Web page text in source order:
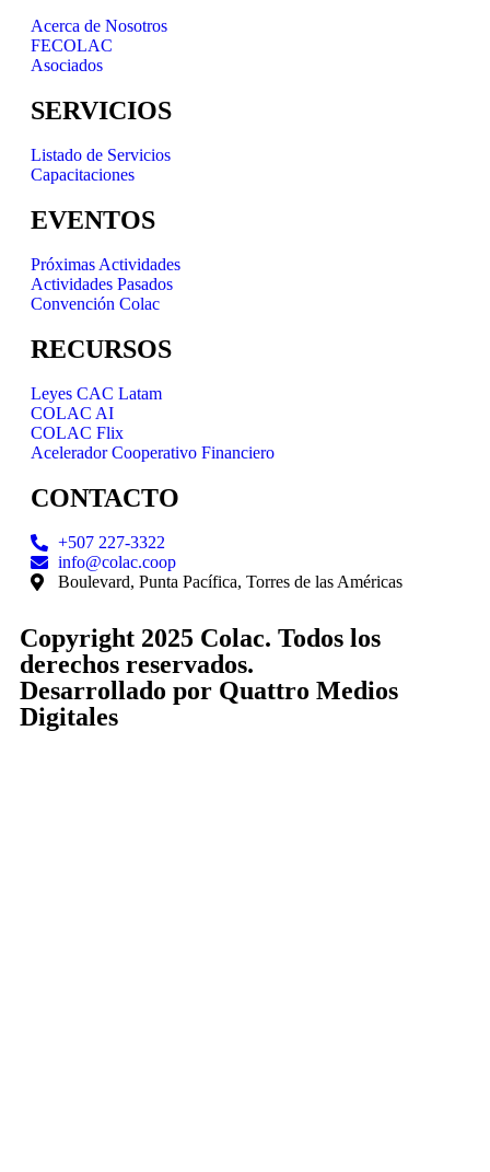
Acerca de Nosotros
FECOLAC
Asociados
SERVICIOS
Listado de Servicios
Capacitaciones
EVENTOS
Próximas Actividades
Actividades Pasados
Convención Colac
RECURSOS
Leyes CAC Latam
COLAC AI
COLAC Flix
Acelerador Cooperativo Financiero
CONTACTO
+507 227-3322
info@colac.coop
Boulevard, Punta Pacífica, Torres de las Américas
Copyright 2025 Colac. Todos los
derechos reservados.
Desarrollado por Quattro Medios
Digitales